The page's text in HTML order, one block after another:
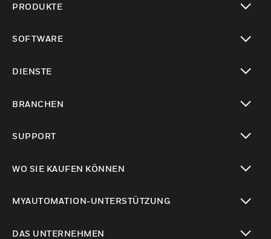
PRODUKTE
SOFTWARE
DIENSTE
BRANCHEN
SUPPORT
WO SIE KAUFEN KÖNNEN
MYAUTOMATION-UNTERSTÜTZUNG
DAS UNTERNEHMEN